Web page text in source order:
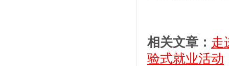
相关文章： 走
验式就业活动